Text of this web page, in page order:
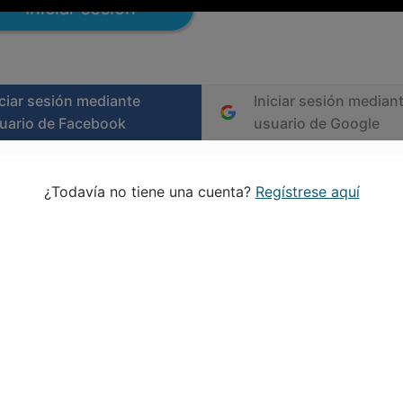
Iniciar sesión
sesión mediante
de Facebook
Iniciar sesión
usuario de Google
¿Todavía no tiene una cuenta? Regístrese aquí